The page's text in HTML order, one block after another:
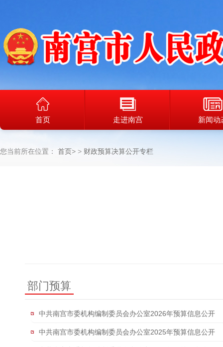
首页 走进南宫 新闻动
您当前所在位置： 首页> 财政预算决算公开专栏
部门预算
中共南宫市委机构编制委员会办公室2026年预算信息公开
中共南宫市委机构编制委员会办公室2025年预算信息公开